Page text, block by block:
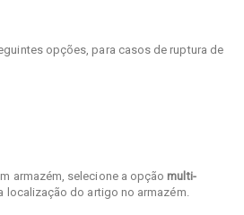
opções, para casos de ruptura de
armazém, selecione a opçãomulti-
localização do artigo no armazém.